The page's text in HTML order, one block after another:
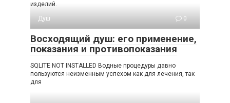
изделий.
Душ
0
Восходящий душ: его применение,
показания и противопоказания
SQLITE NOT INSTALLED Водные процедуры давно
пользуются неизменным успехом как для лечения, так
для